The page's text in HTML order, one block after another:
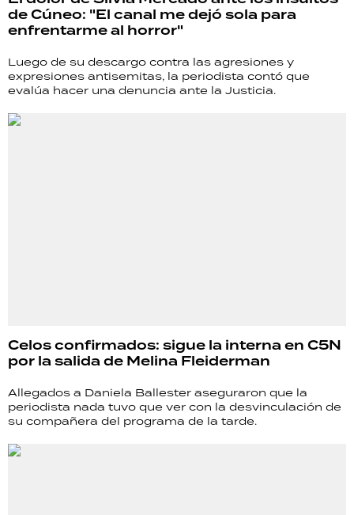
de Cúneo: "El canal me dejó sola para
enfrentarme al horror"
Luego de su descargo contra las agresiones y
expresiones antisemitas, la periodista contó que
evalúa hacer una denuncia ante la Justicia.
Celos confirmados: sigue la interna en C5N
por la salida de Melina Fleiderman
Allegados a Daniela Ballester aseguraron que la
periodista nada tuvo que ver con la desvinculación de
su compañera del programa de la tarde.